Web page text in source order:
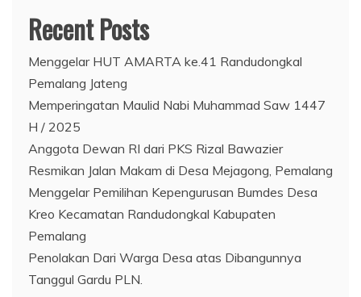
Recent Posts
Menggelar HUT AMARTA ke.41 Randudongkal
Pemalang Jateng
Memperingatan Maulid Nabi Muhammad Saw 1447
H / 2025
Anggota Dewan RI dari PKS Rizal Bawazier
Resmikan Jalan Makam di Desa Mejagong, Pemalang
Menggelar Pemilihan Kepengurusan Bumdes Desa
Kreo Kecamatan Randudongkal Kabupaten
Pemalang
Penolakan Dari Warga Desa atas Dibangunnya
Tanggul Gardu PLN.